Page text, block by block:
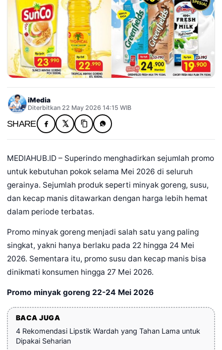
iMedia
Diterbitkan 22 May 2026 14:15 WIB
SHARE
MEDIAHUB.ID – Superindo menghadirkan sejumlah promo
untuk kebutuhan pokok selama Mei 2026 di seluruh
gerainya. Sejumlah produk seperti minyak goreng, susu,
dan kecap manis ditawarkan dengan harga lebih hemat
dalam periode terbatas.
Promo minyak goreng menjadi salah satu yang paling
singkat, yakni hanya berlaku pada 22 hingga 24 Mei
2026. Sementara itu, promo susu dan kecap manis bisa
dinikmati konsumen hingga 27 Mei 2026.
Promo minyak goreng 22-24 Mei 2026
BACA JUGA
4 Rekomendasi Lipstik Wardah yang Tahan Lama untuk
Dipakai Seharian